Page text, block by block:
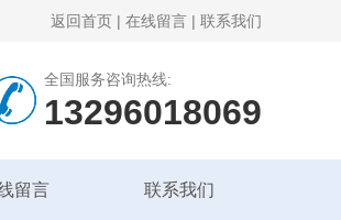
返回首页 | 在线留言 | 联系我们
全国服务咨询热线:
13296018069
留言 联系我们